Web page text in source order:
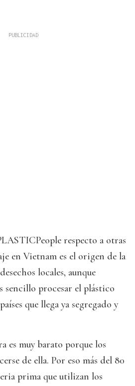
respecto a otras
en Vietnam es el origen de la
locales, aunque
sencillo procesar el plástico
que llega ya segregado y
es muy barato porque los
de ella. Por eso más del 80
prima que utilizan los